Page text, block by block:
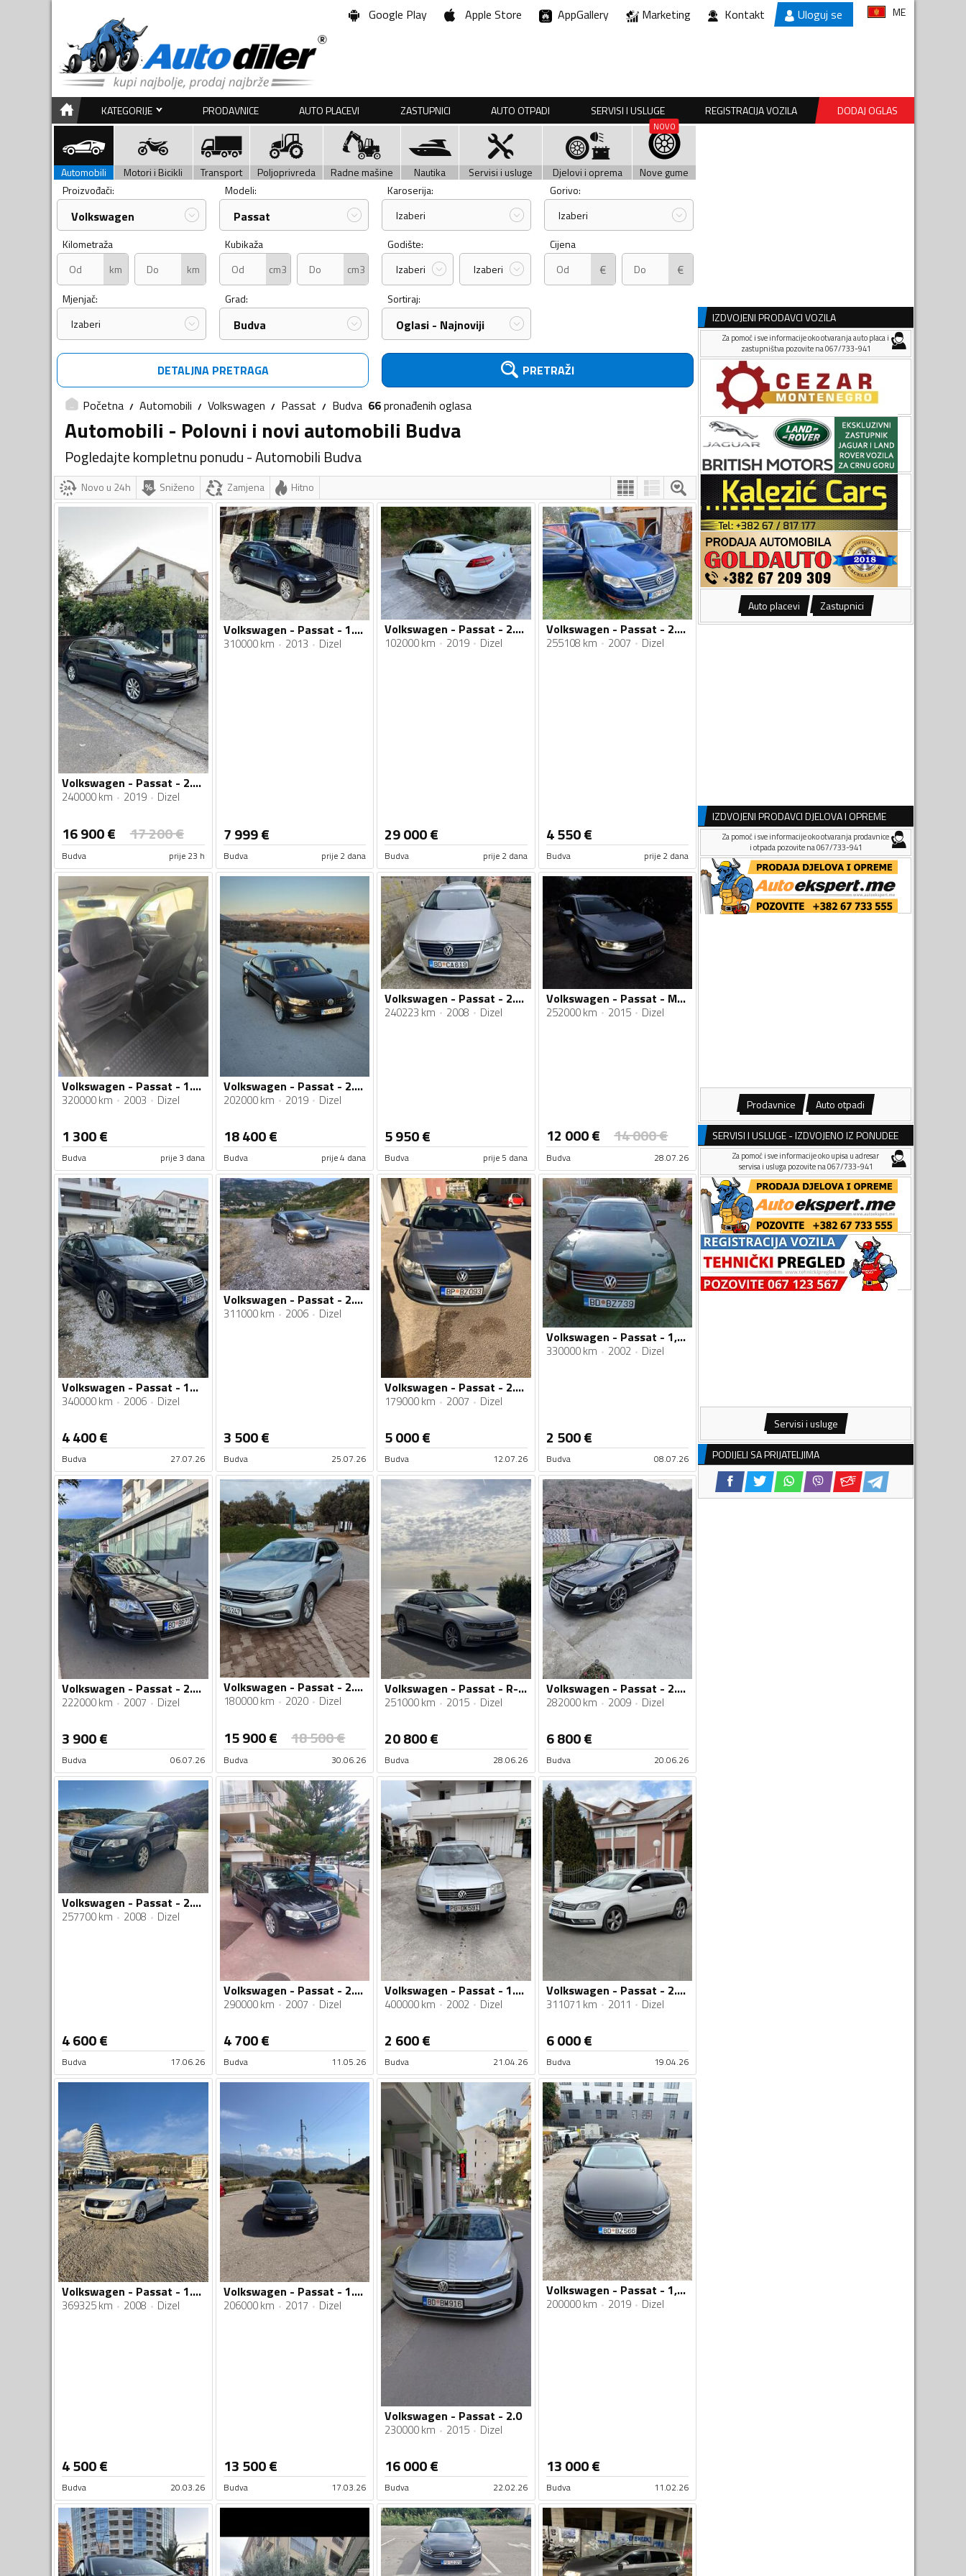
Google Play Apple Store AppGallery Marketing Kontakt Uloguj se ME
KATEGORIJE PRODAVNICE AUTO PLACEVI ZASTUPNICI AUTO OTPADI SERVISI I USLUGE REGISTRACIJA VOZILA DODAJ OGLAS
Automobili Motori i Bicikli Transport Poljoprivreda Radne mašine Nautika Servisi i usluge Djelovi i oprema
Nove gume
Proizvođači:
Volkswagen
Modeli:
Passat
Karoserija:
Izaberi
Gorivo:
Izaberi
Kilometraža
km
km
Kubikaža
cm3
cm3
Godište:
Izaberi
Izaberi
Cijena
€ €
Mjenjač:
Izaberi
Grad:
Budva
Sortiraj:
Oglasi - Najnoviji
DETALJNA PRETRAGA PRETRAŽI
Početna Automobili Volkswagen Passat Budva 66pronađenih oglasa
Automobili - Polovni i novi automobili Budva
Pogledajte kompletnu ponudu - Automobili Budva
Novo u 24h Sniženo Zamjena Hitno
Volkswagen - Passat - 2.0 TDI
240000 km 2019 Dizel
16 900€ 17 200€
Budva prije 23 h
Volkswagen - Passat - 1.6 TDI DSG
310000 km 2013 Dizel
7 999€
Budva prije 2 dana
Volkswagen - Passat - 2.0 TDI 4 Motion R -line
102000 km 2019 Dizel
29 000€
Budva prije 2 dana
Volkswagen - Passat - 2.0 TDI
255108 km 2007 Dizel
4 550€
Budva prije 2 dana
Volkswagen - Passat - 1.9 tdi 74kw
320000 km 2003 Dizel
1 300€
Budva prije 3 dana
Volkswagen - Passat - 2.0 110kv
202000 km 2019 Dizel
18 400€
Budva prije 4 dana
Volkswagen - Passat - 2.0 TDI
240223 km 2008 Dizel
5 950€
Budva prije 5 dana
Volkswagen - Passat - Matrix LED, Adaptivni Tempomat, TDI 2.0, DSG
252000 km 2015 Dizel
12 000€ 14 000€
Budva 28.07.26
Volkswagen - Passat - 19TDI
340000 km 2006 Dizel
4 400€
Budva 27.07.26
Volkswagen - Passat - 2.0 103 kw higline
311000 km 2006 Dizel
3 500€
Budva 25.07.26
Volkswagen - Passat - 2.0 tdi
179000 km 2007 Dizel
5 000€
Budva 12.07.26
Volkswagen - Passat - 1,9 TDI
330000 km 2002 Dizel
2 500€
Budva 08.07.26
Volkswagen - Passat - 2.0 tdi
222000 km 2007 Dizel
3 900€
Budva 06.07.26
Volkswagen - Passat - 2.0 TDI
180000 km 2020 Dizel
15 900€ 18 500€
Budva 30.06.26
Volkswagen - Passat - R-line
251000 km 2015 Dizel
20 800€
Budva 28.06.26
Volkswagen - Passat - 2.0 Rline
282000 km 2009 Dizel
6 800€
Budva 20.06.26
Volkswagen - Passat - 2.0 TDI
257700 km 2008 Dizel
4 600€
Budva 17.06.26
Volkswagen - Passat - 2.0 TDI
290000 km 2007 Dizel
4 700€
Budva 11.05.26
Volkswagen - Passat - 1.9 TDI
400000 km 2002 Dizel
2 600€
Budva 21.04.26
Volkswagen - Passat - 2.0tdi
311071 km 2011 Dizel
6 000€
Budva 19.04.26
Volkswagen - Passat - 1.9 tdi
369325 km 2008 Dizel
4 500€
Budva 20.03.26
Volkswagen - Passat - 1.6 tdi
206000 km 2017 Dizel
13 500€
Budva 17.03.26
Volkswagen - Passat - 2.0
230000 km 2015 Dizel
16 000€
Budva 22.02.26
Volkswagen - Passat - 1,6 TDI
200000 km 2019 Dizel
13 000€
Budva 11.02.26
IZDVOJENI PRODAVCI VOZILA
Za pomoć i sve informacije oko otvaranja auto placa i
zastupništva pozovite na 067/733-941
Auto placevi Zastupnici
IZDVOJENI PRODAVCI DJELOVA I OPREME
Za pomoć i sve informacije oko otvaranja prodavnice
i otpada pozovite na 067/733-941
Prodavnice Auto otpadi
SERVISI I USLUGE - IZDVOJENO IZ PONUDEE
Za pomoć i sve informacije oko upisa u adresar
servisa i usluga pozovite na 067/733-941
Servisi i usluge
PODIJELI SA PRIJATELJIMA